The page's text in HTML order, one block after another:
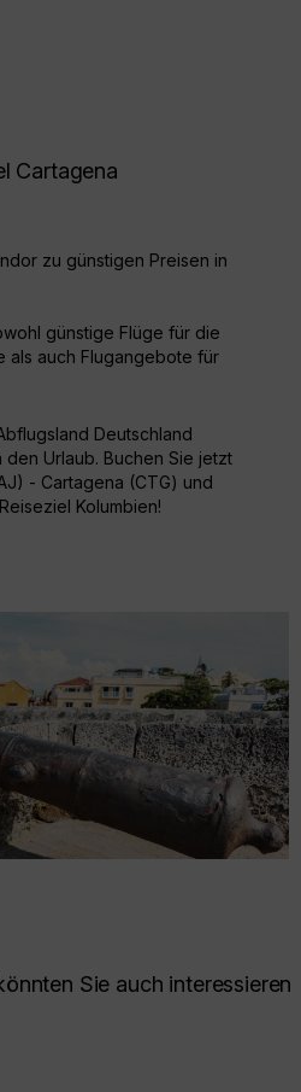
Cartagena
zu günstigen Preisen in
günstige Flüge für die
als auch Flugangebote für
Deutschland
Urlaub. Buchen Sie jetzt
- Cartagena (CTG) und
Kolumbien!
Sie auch interessieren